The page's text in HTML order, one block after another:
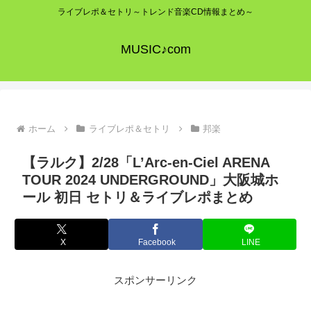
ライブレポ＆セトリ～トレンド音楽CD情報まとめ～
MUSIC♪com
ホーム ライブレポ＆セトリ 邦楽
【ラルク】2/28「L’Arc-en-Ciel ARENA
TOUR 2024 UNDERGROUND」大阪城ホ
ール 初日 セトリ＆ライブレポまとめ
X Facebook LINE
スポンサーリンク